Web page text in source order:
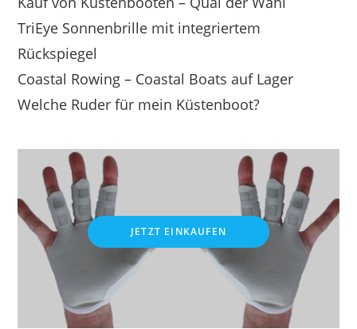
TriEye Sonnenbrille mit integriertem
Rückspiegel
Coastal Rowing – Coastal Boats auf Lager
Welche Ruder für mein Küstenboot?
JETZT EINKAUFEN